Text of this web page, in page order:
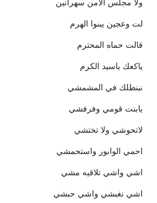
ولا مجلس الامن سهرانين
لت وعجين يبنوا الهرم
قالت حماه المحترم
ياكعك ياسيد الكرم
نبنطلك في المشمشي
يابنت قومي وفرفشي
لاتحوشي ولا تختشي
احمي الوابور واستحمشي
اشي واشي تلاقيه مشي
اشي نغبشي واشي حبشي